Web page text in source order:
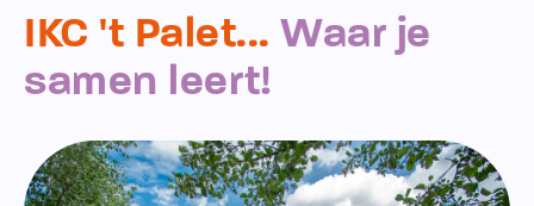
IKC 't Palet... Waar je
samen leert!